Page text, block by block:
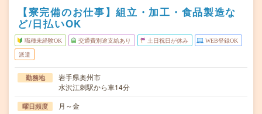
【寮完備のお仕事】組立・加工・食品製造な
ど/日払いOK
職種未経験OK 交通費別途支給あり 土日祝日が休み WEB登録OK
派遣
勤務地
岩手県奥州市
水沢江刺駅から車14分
曜日頻度 月～金